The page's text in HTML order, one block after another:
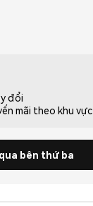
đổi
mãi theo khu vực
bên thứ ba